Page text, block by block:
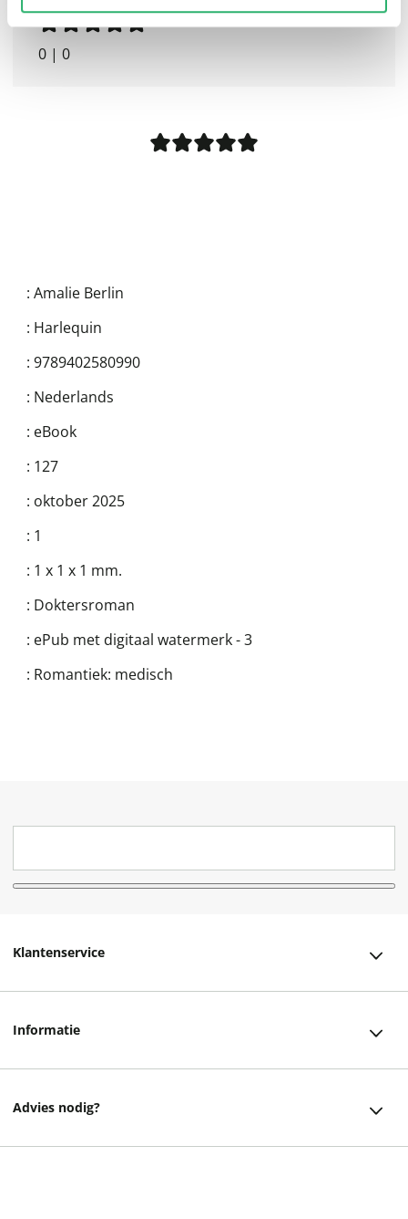
0 | 0
: Amalie Berlin
: Harlequin
: 9789402580990
: Nederlands
: eBook
: 127
: oktober 2025
: 1
: 1 x 1 x 1 mm.
: Doktersroman
: ePub met digitaal watermerk - 3
: Romantiek: medisch
Klantenservice
Informatie
Advies nodig?